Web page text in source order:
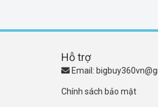
Hỗ trợ
Email:
Chính sách bảo mật